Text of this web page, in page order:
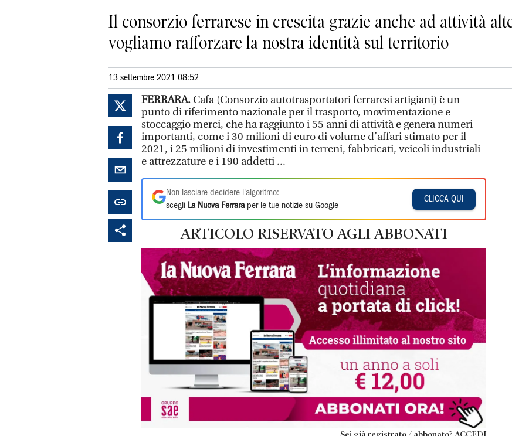
Il consorzio ferrarese in crescita grazie anche ad attività
vogliamo rafforzare la nostra identità sul territorio
13 settembre 2021 08:52
FERRARA. Cafa (Consorzio autotrasportatori ferraresi artigiani) è un
punto di riferimento nazionale per il trasporto, movimentazione e
stoccaggio merci, che ha raggiunto i 55 anni di attività e genera numeri
importanti, come i 30 milioni di euro di volume d’affari stimato per il
2021, i 25 milioni di investimenti in terreni, fabbricati, veicoli industriali
e attrezzature e i 190 addetti ...
Non lasciare decidere l'algoritmo:
scegli La Nuova Ferrara per le tue notizie su Google
CLICCA QUI
ARTICOLO RISERVATO AGLI ABBONATI
Sei già registrato / abbonato? ACCEDI